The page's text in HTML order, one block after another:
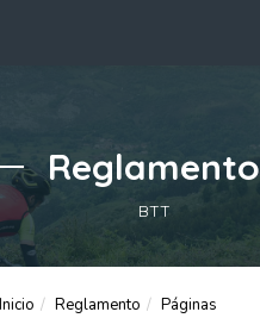
Reglamento
BTT
Inicio Reglamento
Páginas